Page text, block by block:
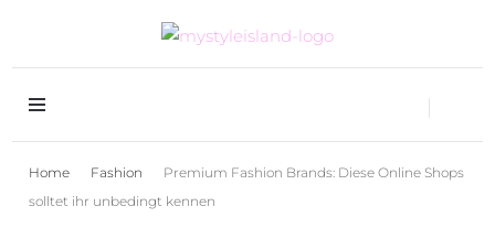
Mystyleisland- Slow
Fashion, Style &
Travelblog aus
Home Fashion
Premium Fashion Brands: Diese Online Shops
solltet ihr unbedingt kennen